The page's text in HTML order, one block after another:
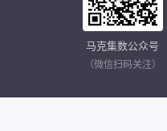
马克集数公众号
（微信扫码关注）